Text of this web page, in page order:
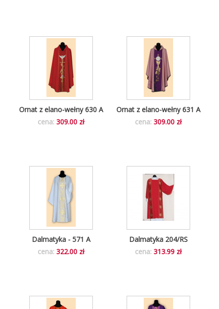
Ornat z elano-wełny 631 A
cena: 309.00 zł
Ornat z elano-wełny 630 A
cena: 309.00 zł
Dalmatyka 204/RS
cena: 313.99 zł
Dalmatyka - 571 A
cena: 322.00 zł